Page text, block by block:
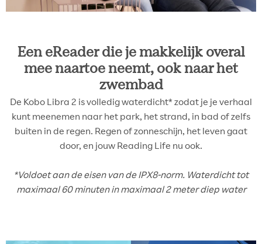
Een eReader die je makkelijk overal
mee naartoe neemt, ook naar het
zwembad
De Kobo Libra 2 is volledig waterdicht* zodat je je verhaal
kunt meenemen naar het park, het strand, in bad of zelfs
buiten in de regen. Regen of zonneschijn, het leven gaat
door, en jouw Reading Life nu ook.
*Voldoet aan de eisen van de IPX8-norm. Waterdicht tot
maximaal 60 minuten in maximaal 2 meter diep water